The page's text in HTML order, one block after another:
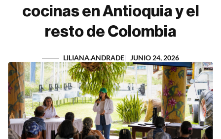
cocinas en Antioquia y el
resto de Colombia
LILIANA.ANDRADE JUNIO 24, 2026